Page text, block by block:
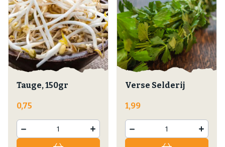
Tauge, 150gr
0,75
Verse Selderij
1,99